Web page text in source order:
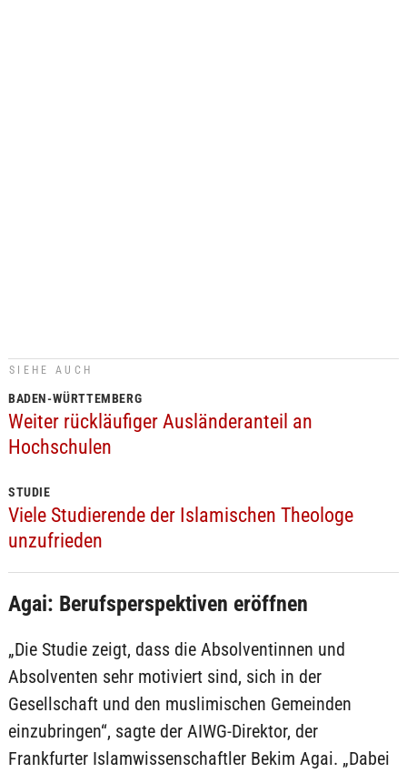
SIEHE AUCH
BADEN-WÜRTTEMBERG
Weiter rückläufiger Ausländeranteil an
Hochschulen
STUDIE
Viele Studierende der Islamischen Theologe
unzufrieden
Agai: Berufsperspektiven eröffnen
„Die Studie zeigt, dass die Absolventinnen und
Absolventen sehr motiviert sind, sich in der
Gesellschaft und den muslimischen Gemeinden
einzubringen“, sagte der AIWG-Direktor, der
Frankfurter Islamwissenschaftler Bekim Agai. „Dabei